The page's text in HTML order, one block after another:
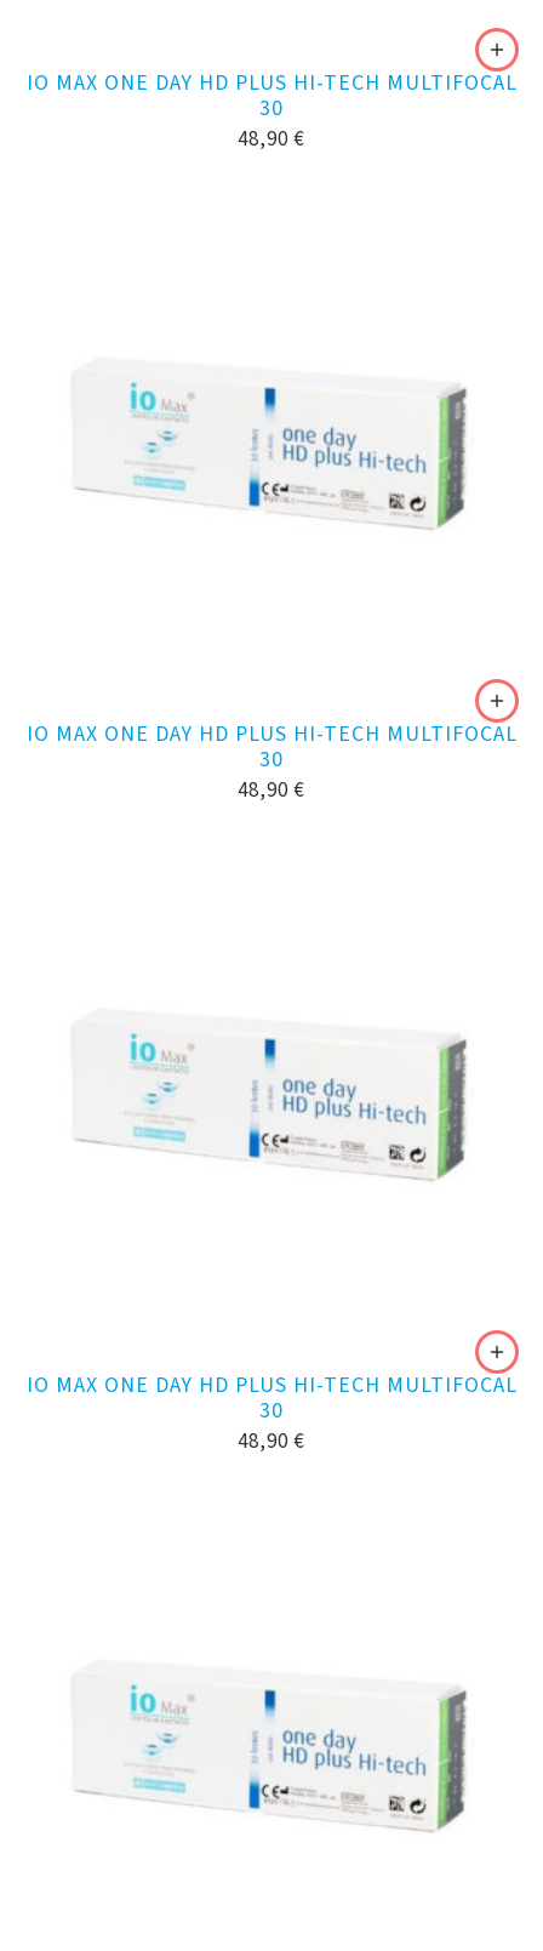
IO MAX ONE DAY HD PLUS HI-TECH MULTIFOCAL
30
48,90 €
IO MAX ONE DAY HD PLUS HI-TECH MULTIFOCAL
30
48,90 €
IO MAX ONE DAY HD PLUS HI-TECH MULTIFOCAL
30
48,90 €